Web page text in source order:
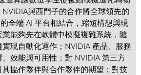
與西門子的合作將全球領先的
全端 AI 平台相結合，縮短構想與現
能夠先在軟體中模擬複雜系統，隨
現自動化運作；NVIDIA 產品、服務
效能與可用性；對 NVIDIA 第三方
協作夥伴與合作夥伴的期望；對技